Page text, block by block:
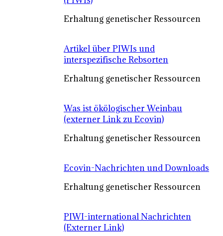
Erhaltung genetischer Ressourcen
Artikel über PIWIs und
interspezifische Rebsorten
Erhaltung genetischer Ressourcen
Was ist ökölogischer Weinbau
(externer Link zu Ecovin)
Erhaltung genetischer Ressourcen
Ecovin-Nachrichten und Downloads
Erhaltung genetischer Ressourcen
PIWI-international Nachrichten
(Externer Link)